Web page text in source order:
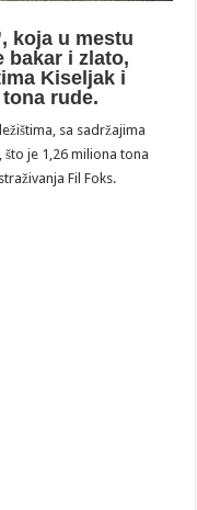
koja u mestu
bakar i zlato,
Kiseljak i
rude.
sa sadržajima
je 1,26 miliona tona
Fil Foks.